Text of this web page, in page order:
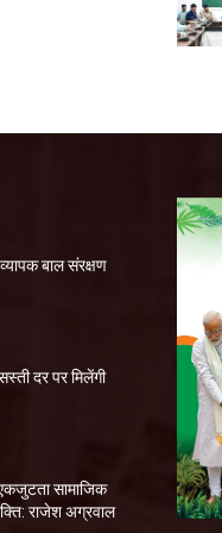
बाल संरक्षण
दर पर मिलेंगी
सामाजिक
राजेश अग्रवाल